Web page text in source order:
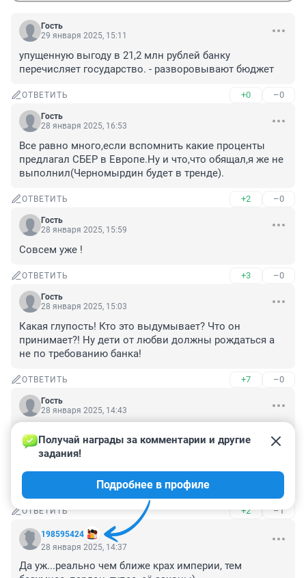
Гость
29 января 2025, 15:11
упущенную выгоду в 21,2 млн рублей банку
перечисляет государство. - разворовывают бюджет
ОТВЕТИТЬ +0 –0
Гость
28 января 2025, 16:53
Все равно много,если вспомнить какие проценты
предлагал СБЕР в Европе.Ну и что,что обящал,я же не
выполнил(Черномырдин будет в тренде).
ОТВЕТИТЬ +2 –0
Гость
28 января 2025, 15:59
Совсем уже !
ОТВЕТИТЬ +3 –0
Гость
28 января 2025, 15:03
Какая глупость! Кто это выдумывает? Что он
принимает?! Ну дети от любви должны рождаться а
не по требованию банка!
ОТВЕТИТЬ +7 –0
Гость
28 января 2025, 14:43
неженатый, рассказал, что заявилась как то соседка
и заявила мол хочу чтобы ты сделал мне робеночка,
обещают сейчас много денег, а мой забулдыга и у
него давно на полшестого.
ОТВЕТИТЬ +2 –1
198595424
Получай награды за комментарии и другие
задания!
Подробнее в профиле
28 января 2025, 14:37
Да уж...реально чем ближе крах империи, тем